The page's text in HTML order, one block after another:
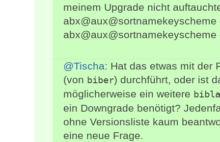
meinem Upgrade nicht
@Tischa: Hat das etwas mit der
(von biber) durchführt, oder ist
möglicherweise ein weitere
ein Downgrade benötigt?
ohne Versionsliste kaum
eine neue Frage.